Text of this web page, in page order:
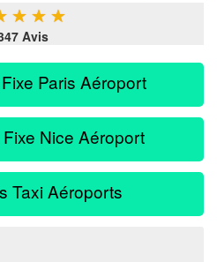
★ ★ ★
Avis
Paris Aéroport
Nice Aéroport
Taxi Aéroports